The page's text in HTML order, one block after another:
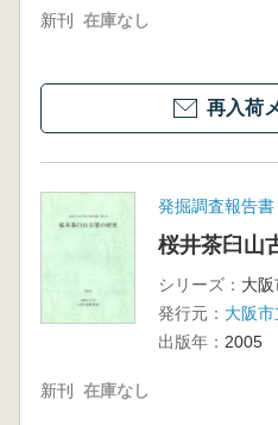
新刊 在庫なし
再入荷
発掘調査報告書
桜井茶臼山
シリーズ：
発行元：
出版年： 2005
新刊 在庫なし